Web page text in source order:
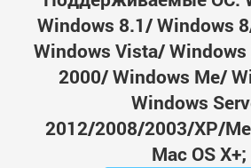
Windows 8.1/ Windows
Windows Vista/
2000/ Windows Me/
Windows
2012/2008/2003/XP/
Mac OS X+;